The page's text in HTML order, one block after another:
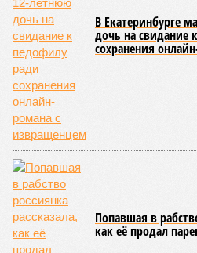
В Екатеринбурге
дочь на свидание
сохранения
Попавшая в
как её продал